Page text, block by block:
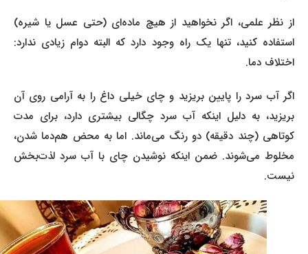
از نظر علمی، اگر نخواهید از هیچ ماده‌ای (حتی عسل یا شیره)
استفاده کنید، تنها یک راه وجود دارد که البته دوام زیادی ندارد:
اختلاف دما.
اگر آب سرد را پایین بریزید و چای خیلی داغ را به آرامی روی آن
بریزید، به دلیل اینکه آب سرد چگالی بیشتری دارد، برای مدت
کوتاهی (چند دقیقه) دو رنگ می‌ماند. اما به محض هم‌دما شدن،
مخلوط می‌شوند. ضمن اینکه نوشیدن چای با آب سرد لذت‌بخش
نیست.